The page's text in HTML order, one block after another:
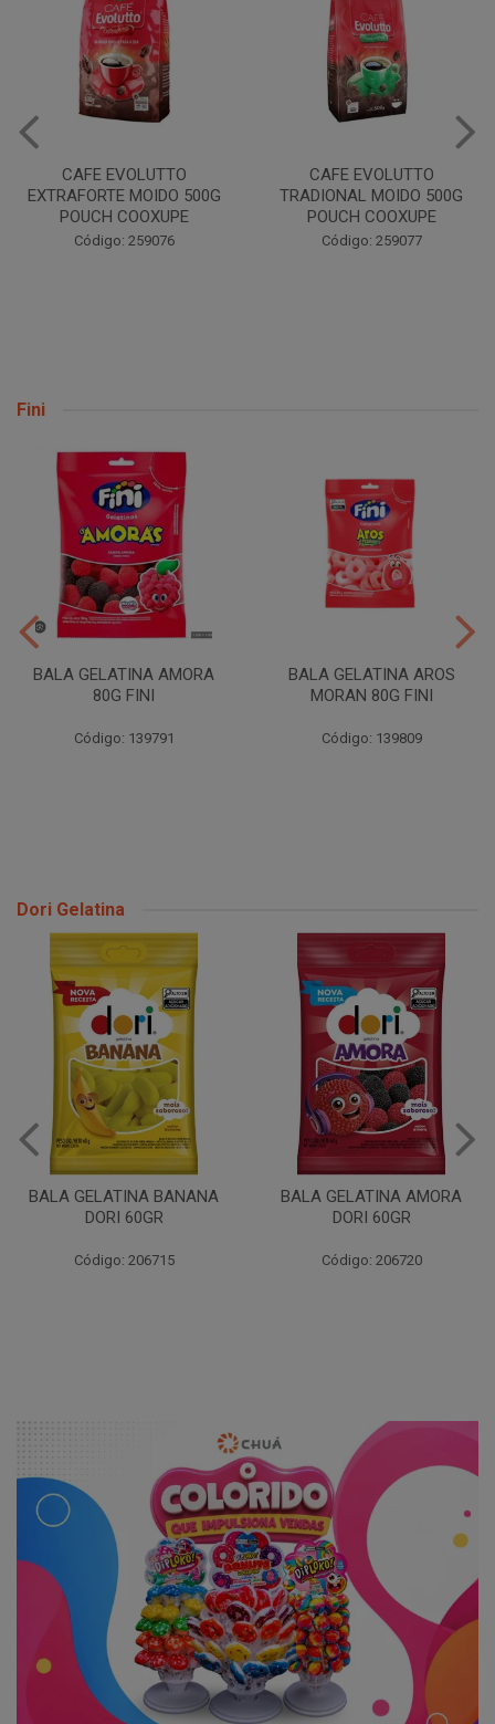
CAFE EVOLUTTO
EXTRAFORTE MOIDO 500G
POUCH COOXUPE
Código: 259076
CAFE EVOLUTTO
TRADIONAL MOIDO 500G
POUCH COOXUPE
Código: 259077
Fini
BALA GELATINA AMORA
80G FINI
Código: 139791
BALA GELATINA AROS
MORAN 80G FINI
Código: 139809
Dori Gelatina
BALA GELATINA BANANA
DORI 60GR
Código: 206715
BALA GELATINA AMORA
DORI 60GR
Código: 206720